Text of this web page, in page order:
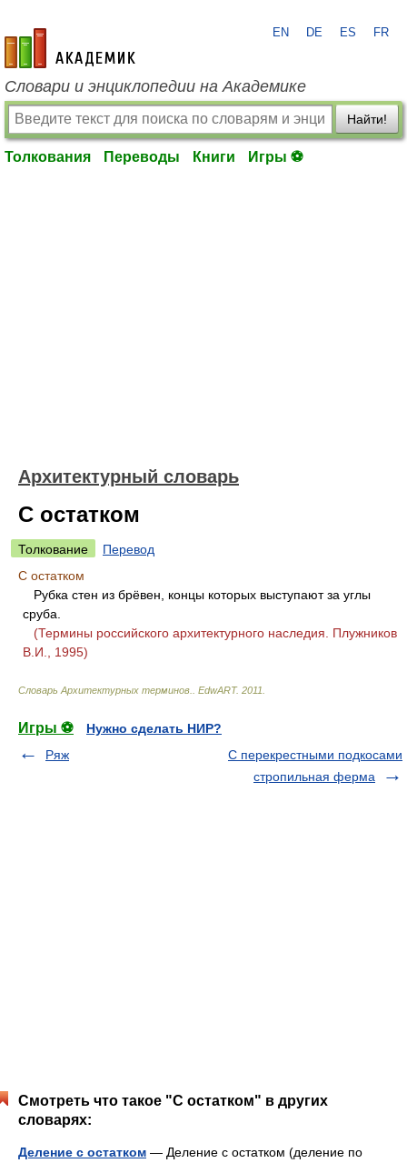
academic.ru
EN DE ES FR
Словари и энциклопедии на Академике
Найти!
Толкования Переводы Книги Игры ⚽
Архитектурный словарь
С остатком
Толкование
Перевод
С остатком
Рубка стен из брёвен, концы которых выступают за углы
сруба.
(Термины российского архитектурного наследия. Плужников
В.И., 1995)
Словарь Архитектурных терминов. EdwART. 2011
Игры ⚽
Нужно сделать НИР?
Ряж
С перекрестными подкосами
стропильная ферма
Смотреть что такое "С остатком" в других
словарях:
Деление с остатком — Деление c остатком (деление по